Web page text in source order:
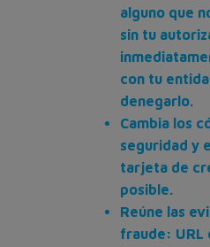
alguno que
sin tu
con tu
denegarlo.
Cambia los
seguridad y
tarjeta de
posible.
Reúne las
fraude: URL